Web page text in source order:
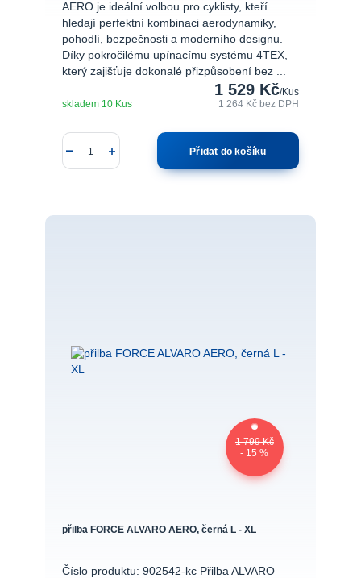
AERO je ideální volbou pro cyklisty, kteří
hledají perfektní kombinaci aerodynamiky,
pohodlí, bezpečnosti a moderního designu.
Díky pokročilému upínacímu systému 4TEX,
který zajišťuje dokonalé přizpůsobení bez ...
1 529 Kč/Kus
1 264 Kč bez DPH
skladem 10 Kus
Přidat do košíku
1 799 Kč
- 15 %
přilba FORCE ALVARO AERO, černá L - XL
Číslo produktu: 902542-kc Přilba ALVARO